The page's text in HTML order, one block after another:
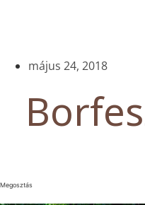
május 24, 2018
Megosztás